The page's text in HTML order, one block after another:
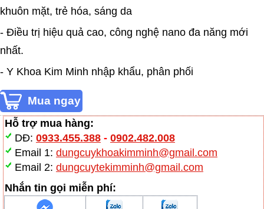
khuôn mặt, trẻ hóa, sáng da
- Điều trị hiệu quả cao, công nghệ nano đa năng mới
nhất.
- Y Khoa Kim Minh nhập khẩu, phân phối
Hỗ trợ mua hàng:
DĐ: 0933.455.388- 0902.482.008
Email 1: dungcuykhoakimminh@gmail.com
Email 2: dungcuytekimminh@gmail.com
Nhắn tin gọi miễn phí: